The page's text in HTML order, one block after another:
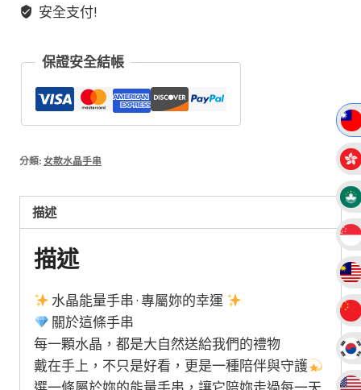
葡
晶
計
串
安全支付!
保證安全結帳
分類: 女款水晶手串
描述
描述
水晶能量手串 · 專屬妳的幸運
關於這條手串
每一顆水晶，都是大自然送給我們的禮物
戴在手上，不只是好看，更是一種陪伴與守護